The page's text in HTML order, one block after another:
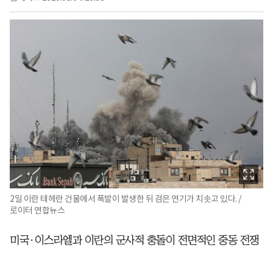
2일 이란 테헤란 건물에서 폭발이 발생한 뒤 검은 연기가 치솟고 있다. /
로이터 연합뉴스
미국·이스라엘과 이란의 군사적 충돌이 전면적인 중동 전쟁